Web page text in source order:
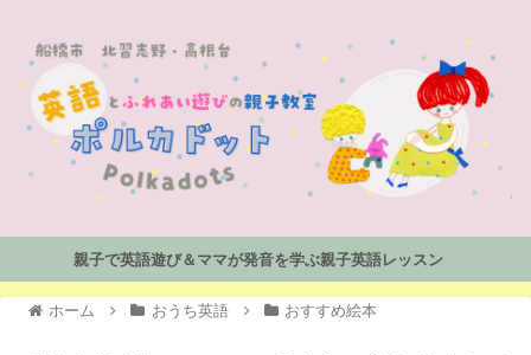
親子で英語遊び＆ママが発音を学ぶ親子英語レッスン
ホーム おうち英語 おすすめ絵本